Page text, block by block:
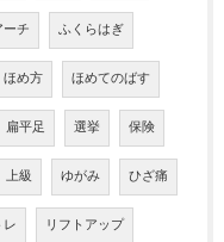
ーチ ふくらはぎ
ほめ方 ほめてのばす
扁平足 選挙 保険
上級 ゆがみ ひざ痛
リフトアップ